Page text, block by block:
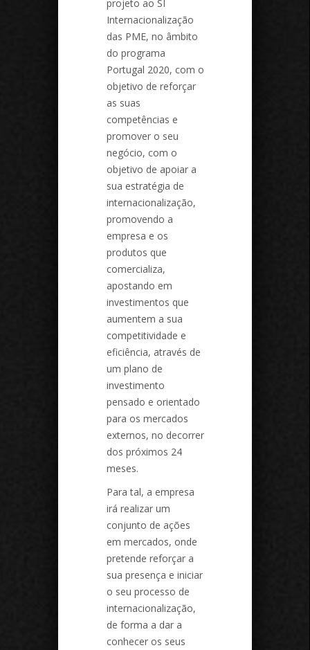
projeto ao SI
Internacionalização
das PME, no âmbito
do programa
Portugal 2020, com o
objetivo de reforçar
as suas
competências e
promover o seu
negócio, com o
objetivo de apoiar a
sua estratégia de
internacionalização,
promovendo a
empresa e os
produtos que
comercializa,
apostando em
investimentos que
aumentem a sua
competitividade e
eficiência, através de
um plano de
investimento
pensado e orientado
para os mercados
externos, no decorrer
dos próximos 24
meses.
Para tal, a empresa
irá realizar um
conjunto de ações
em mercados, onde
pretende reforçar a
sua presença e iniciar
o seu processo de
internacionalização,
de forma a dar a
conhecer os seus